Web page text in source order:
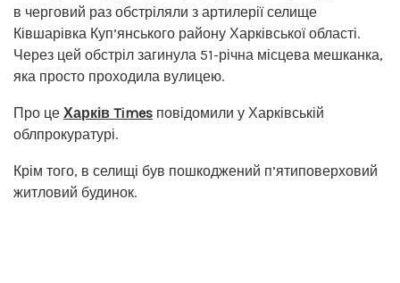
в черговий раз обстріляли з артилерії селище
Ківшарівка Куп’янського району Харківської області.
Через цей обстріл загинула 51-річна місцева мешканка,
яка просто проходила вулицею.
Про це Харків Times повідомили у Харківській
облпрокуратурі.
Крім того, в селищі був пошкоджений п’ятиповерховий
житловий будинок.